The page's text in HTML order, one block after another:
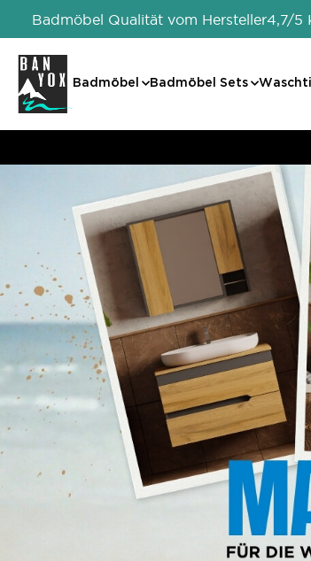
Badmöbel Qualität vom Hersteller4,7/5
Badmöbel Badmöbel Sets